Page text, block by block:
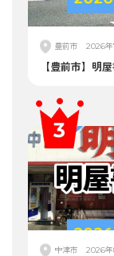
豊前市 2026年
【豊前市】
中津市 2026年